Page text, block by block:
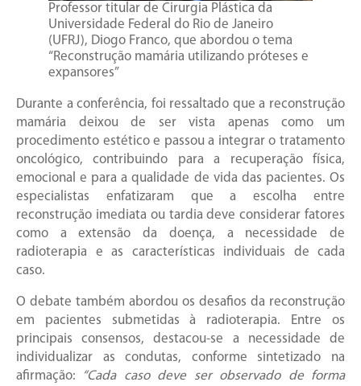
Professor titular de Cirurgia Plástica da
Universidade Federal do Rio de Janeiro
(UFRJ), Diogo Franco, que abordou o tema
“Reconstrução mamária utilizando próteses e
expansores”
Durante a conferência, foi ressaltado que a reconstrução
mamária deixou de ser vista apenas como um
procedimento estético e passou a integrar o tratamento
oncológico, contribuindo para a recuperação física,
emocional e para a qualidade de vida das pacientes. Os
especialistas enfatizaram que a escolha entre
reconstrução imediata ou tardia deve considerar fatores
como a extensão da doença, a necessidade de
radioterapia e as características individuais de cada
caso.
O debate também abordou os desafios da reconstrução
em pacientes submetidas à radioterapia. Entre os
principais consensos, destacou-se a necessidade de
individualizar as condutas, conforme sintetizado na
afirmação: “Cada caso deve ser observado de forma